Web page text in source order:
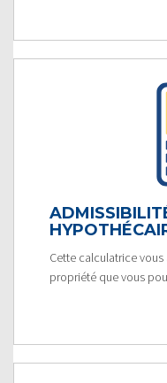
Cette calculatrice
propriété que vous